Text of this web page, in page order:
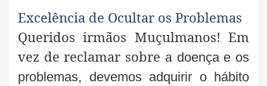
Excelência de Ocultar os Problemas
Queridos irmãos Muçulmanos! Em
vez de reclamar sobre a doença e os
problemas, devemos adquirir o hábito